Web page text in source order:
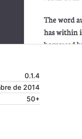
0.1.4
de 2014
50+